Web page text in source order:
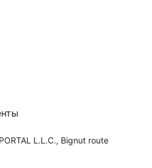
L.L.C., Bignut route